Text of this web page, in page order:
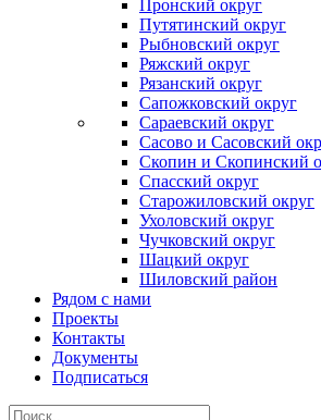
Пронский округ
Путятинский округ
Рыбновский округ
Ряжский округ
Рязанский округ
Сапожковский округ
Сараевский округ
Сасово и Сасовский
Скопин и Скопинский
Спасский округ
Старожиловский округ
Ухоловский округ
Чучковский округ
Шацкий округ
Шиловский район
Рядом с нами
Проекты
Контакты
Документы
Подписаться